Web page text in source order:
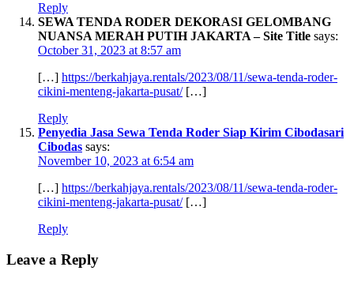
Reply
SEWA TENDA RODER DEKORASI GELOMBANG
NUANSA MERAH PUTIH JAKARTA – Site Title says:
October 31, 2023 at 8:57 am
[…] https://berkahjaya.rentals/2023/08/11/sewa-tenda-roder-
cikini-menteng-jakarta-pusat/[…]
Reply
Penyedia Jasa Sewa Tenda Roder Siap Kirim Cibodasari
Cibodas says:
November 10, 2023 at 6:54 am
[…] https://berkahjaya.rentals/2023/08/11/sewa-tenda-roder-
cikini-menteng-jakarta-pusat/[…]
Reply
Leave a Reply